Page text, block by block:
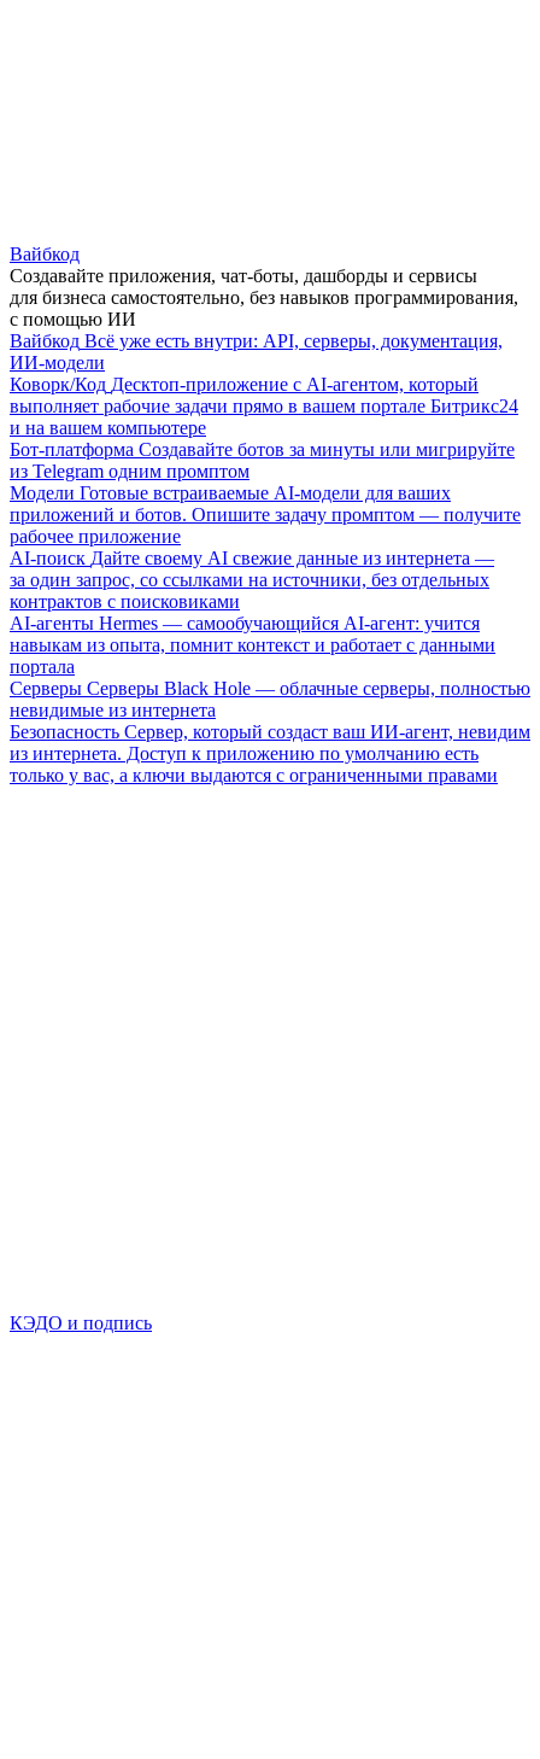
Вайбкод
Создавайте приложения, чат-боты, дашборды и сервисы
для бизнеса самостоятельно, без навыков программирования,
с помощью ИИ
Вайбкод Всё уже есть внутри: API, серверы, документация,
ИИ-модели
Коворк/Код Десктоп-приложение с AI-агентом, который
выполняет рабочие задачи прямо в вашем портале Битрикс24
и на вашем компьютере
Бот-платформа Создавайте ботов за минуты или мигрируйте
из Telegram одним промптом
Модели Готовые встраиваемые AI-модели для ваших
приложений и ботов. Опишите задачу промптом — получите
рабочее приложение
AI-поиск Дайте своему AI свежие данные из интернета —
за один запрос, со ссылками на источники, без отдельных
контрактов с поисковиками
AI-агенты Hermes — самообучающийся AI-агент: учится
навыкам из опыта, помнит контекст и работает с данными
портала
Серверы Серверы Black Hole — облачные серверы, полностью
невидимые из интернета
Безопасность Сервер, который создаст ваш ИИ-агент, невидим
из интернета. Доступ к приложению по умолчанию есть
только у вас, а ключи выдаются с ограниченными правами
КЭДО и подпись